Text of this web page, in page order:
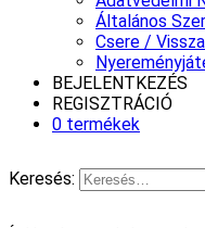
Általános
Csere /
BEJELENTKEZÉS
REGISZTRÁCIÓ
0 termékek
Keresés: